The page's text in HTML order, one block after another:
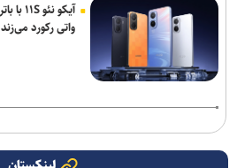
واتی رکورد می‌زند